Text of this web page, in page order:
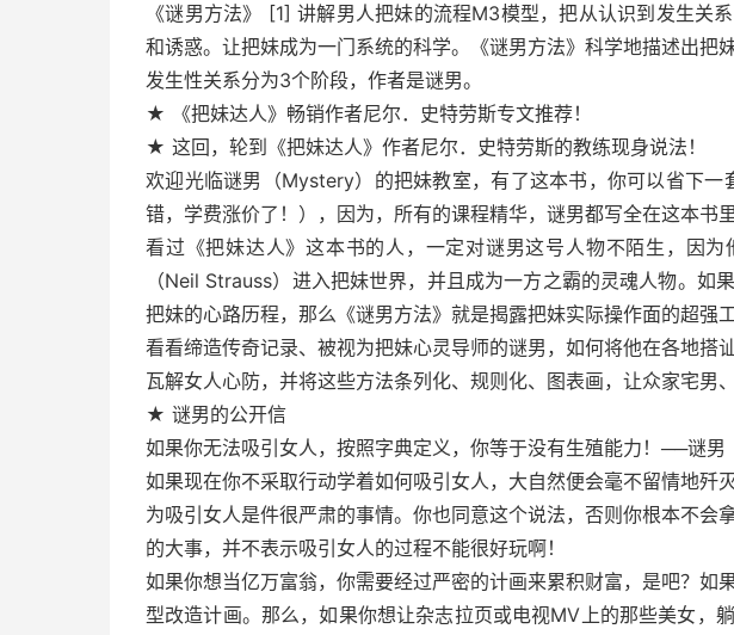
《谜男方法》 [1] 讲解男人把妹的流程M3模型，把从认识到发生关
和诱惑。让把妹成为一门系统的科学。《谜男方法》科学地描述出把
发生性关系分为3个阶段，作者是谜男。
★ 《把妹达人》畅销作者尼尔．史特劳斯专文推荐！
★ 这回，轮到《把妹达人》作者尼尔．史特劳斯的教练现身说法！
欢迎光临谜男（Mystery）的把妹教室，有了这本书，你可以省下
错，学费涨价了！），因为，所有的课程精华，谜男都写全在这本书里
看过《把妹达人》这本书的人，一定对谜男这号人物不陌生，因
（Neil Strauss）进入把妹世界，并且成为一方之霸的灵魂人物。如
把妹的心路历程，那么《谜男方法》就是揭露把妹实际操作面的超强工
看看缔造传奇记录、被视为把妹心灵导师的谜男，如何将他在各地搭
瓦解女人心防，并将这些方法条列化、规则化、图表画，让众家宅男
★ 谜男的公开信
如果你无法吸引女人，按照字典定义，你等于没有生殖能力！──谜男
如果现在你不采取行动学着如何吸引女人，大自然便会毫不留情地歼
为吸引女人是件很严肃的事情。你也同意这个说法，否则你根本不会
的大事，并不表示吸引女人的过程不能很好玩啊！
如果你想当亿万富翁，你需要经过严密的计画来累积财富，是吧？如
型改造计画。那么，如果你想让杂志拉页或电视MV上的那些美女，